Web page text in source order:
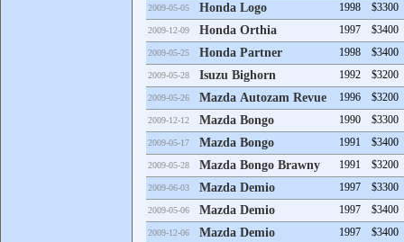
2009-05-05 Honda Logo 1998 $3300
2009-12-09 Honda Orthia 1997 $3400
2009-05-25 Honda Partner 1998 $3400
2009-05-28 Isuzu Bighorn 1992 $3200
2009-05-26 Mazda Autozam Revue 1996 $3200
2009-12-12 Mazda Bongo 1990 $3300
2009-05-17 Mazda Bongo 1991 $3400
2009-05-28 Mazda Bongo Brawny 1991 $3200
2009-06-03 Mazda Demio 1997 $3300
2009-05-06 Mazda Demio 1997 $3400
2009-12-06 Mazda Demio 1997 $3400